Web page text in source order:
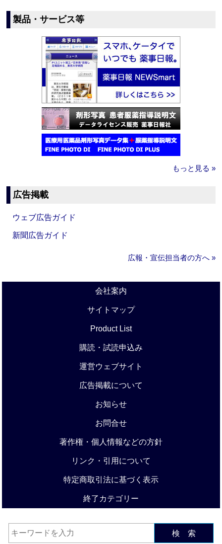
製品・サービス等
もっと見る »
広告掲載
ウェブ広告ガイド
新聞広告ガイド
広報・宣伝担当者の方へ »
会社案内
サイトマップ
Product List
購読・試読申込み
運営ウェブサイト
広告掲載について
お知らせ
お問合せ
著作権・個人情報などの方針
リンク・引用について
特定商取引法に基づく表示
終了カテゴリー
検 索